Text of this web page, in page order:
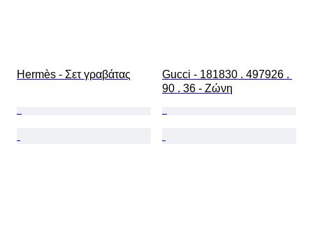
Hermès - Σετ γραβάτας
Gucci - 181830 . 497926 .
90 . 36 - Ζώνη